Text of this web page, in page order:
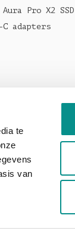
te
van
Aura Pro X2 SSD
C adapters